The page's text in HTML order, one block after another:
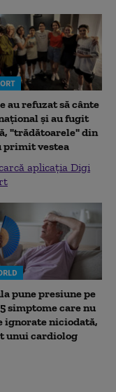
au refuzat să cânte
şi au fugit
"trădătoarele" din
primit vestea
aplicația Digi
pune presiune pe
simptome care nu
ignorate niciodată,
unui cardiolog